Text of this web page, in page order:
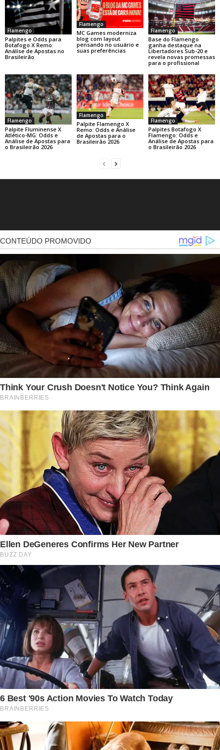
Flamengo
Palpites e Odds para
Botafogo X Remo:
Análise de Apostas no
Brasileirão
Flamengo
MC Games moderniza
blog com layout
pensando no usuário e
suas preferências
Flamengo
Base do Flamengo
ganha destaque na
Libertadores Sub-20 e
revela novas promessas
para o profissional
Flamengo
Palpite Fluminense X
Atlético-MG: Odds e
Análise de Apostas para
o Brasileirão 2026
Flamengo
Palpite Flamengo X
Remo: Odds e Análise
de Apostas para o
Brasileirão 2026
Flamengo
Palpites Botafogo X
Flamengo: Odds e
Análise de Apostas para
o Brasileirão 2026